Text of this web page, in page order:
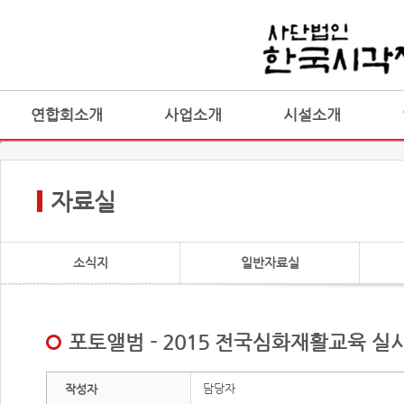
연합회소개 사업소개 시설소개
자료실
소식지 일반자료실
포토앨범 - 2015 전국심화재활교육 실
작성자 담당자